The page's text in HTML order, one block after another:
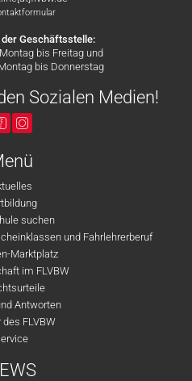
Geschäftsstelle:
bis Freitag und
bis Donnerstag
Sozialen Medien!
suchen
und Fahrlehrerberuf
Marktplatz
im FLVBW
Antworten
des FLVBW